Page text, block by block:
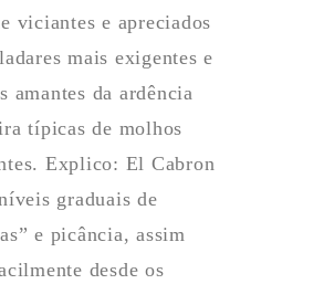
viciantes e apreciados
mais exigentes e
amantes da ardência
típicas de molhos
Explico: El Cabron
graduais de
e picância, assim
desde os